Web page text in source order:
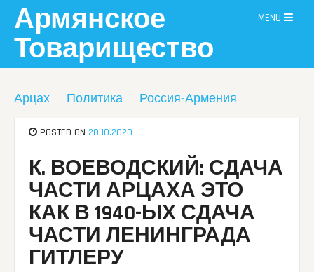
content
Армянское
Товарищество
MENU
Арцах Политика Россия-Армения
POSTED ON 20.10.2020
К. ВОЕВОДСКИЙ: СДАЧА
ЧАСТИ АРЦАХА ЭТО
КАК В 1940-ЫХ СДАЧА
ЧАСТИ ЛЕНИНГРАДА
ГИТЛЕРУ